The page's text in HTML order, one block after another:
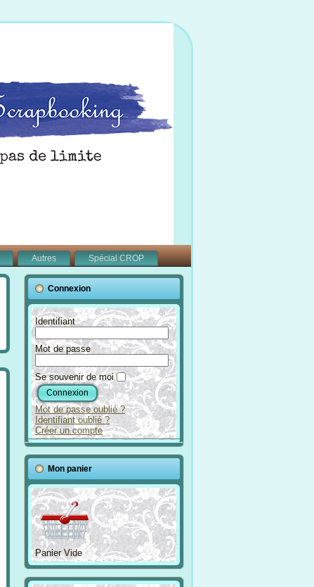
Autres
Spécial CROP
Connexion
Identifiant
Mot de passe
Se souvenir de moi
Mot de passe oublié ?
Identifiant oublié ?
Créer un compte
Mon panier
Panier Vide